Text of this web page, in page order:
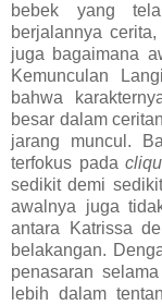
bebek yang
berjalannya
juga bagaimana
Kemunculan
bahwa
besar dalam
jarang muncul.
terfokus pada
sedikit demi
awalnya juga
antara Katrissa
belakangan.
penasaran
lebih dalam